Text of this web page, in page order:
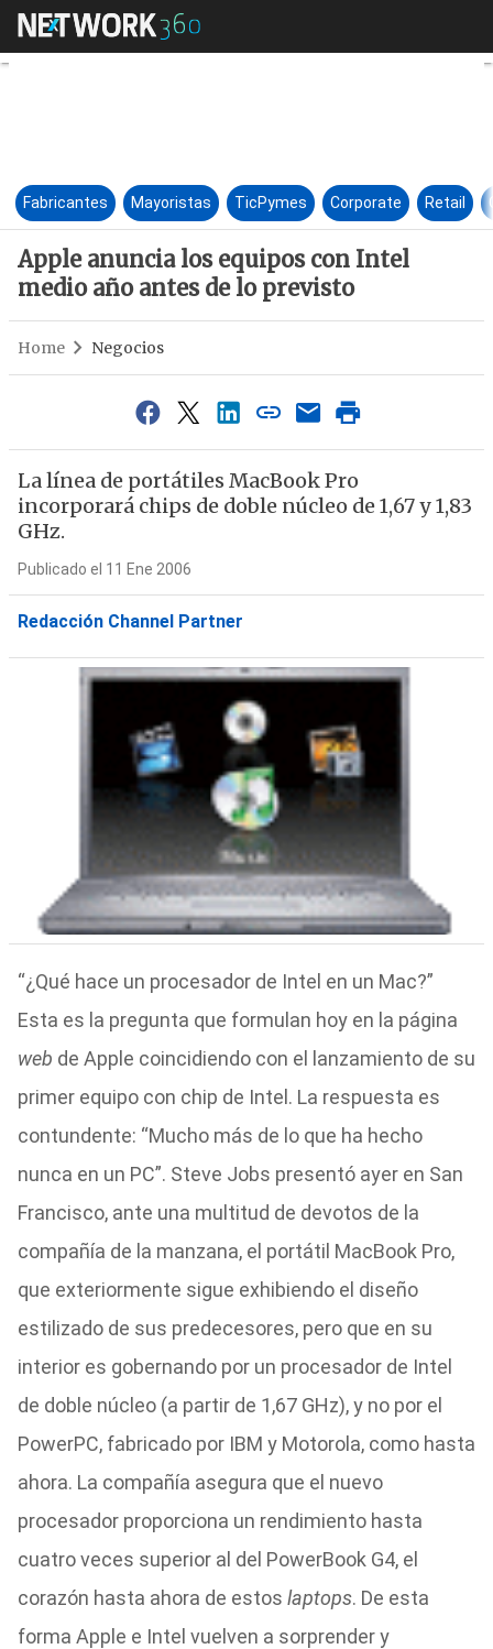
Apple anuncia los equipos
Fabricantes Mayoristas TicPymes Corporate Retail
Apple anuncia los equipos con Intel
medio año antes de lo previsto
Home Negocios
La línea de portátiles MacBook Pro
incorporará chips de doble núcleo de 1,67 y 1,83
GHz.
Publicado el 11 Ene 2006
Redacción Channel Partner
“¿Qué hace un procesador de Intel en un Mac?”
Esta es la pregunta que formulan hoy en la página
web de Apple coincidiendo con el lanzamiento de su
primer equipo con chip de Intel. La respuesta es
contundente: “Mucho más de lo que ha hecho
nunca en un PC”. Steve Jobs presentó ayer en San
Francisco, ante una multitud de devotos de la
compañía de la manzana, el portátil MacBook Pro,
que exteriormente sigue exhibiendo el diseño
estilizado de sus predecesores, pero que en su
interior es gobernando por un procesador de Intel
de doble núcleo (a partir de 1,67 GHz), y no por el
PowerPC, fabricado por IBM y Motorola, como hasta
ahora. La compañía asegura que el nuevo
procesador proporciona un rendimiento hasta
cuatro veces superior al del PowerBook G4, el
corazón hasta ahora de estos laptops. De esta
forma Apple e Intel vuelven a sorprender y